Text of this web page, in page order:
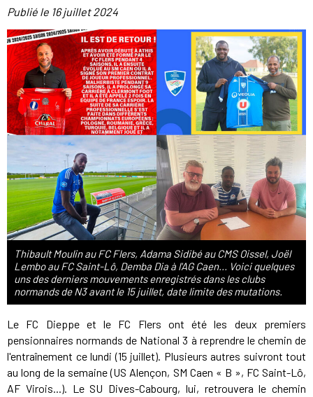
Publié le 16 juillet 2024
Thibault Moulin au FC Flers, Adama Sidibé au CMS Oissel, Joël
Lembo au FC Saint-Lô, Demba Dia à l'AG Caen... Voici quelques
uns des derniers mouvements enregistrés dans les clubs
normands de N3 avant le 15 juillet, date limite des mutations.
Le FC Dieppe et le FC Flers ont été les deux premiers
pensionnaires normands de National 3 à reprendre le chemin de
l'entraînement ce lundi (15 juillet). Plusieurs autres suivront tout
au long de la semaine (US Alençon, SM Caen « B », FC Saint-Lô,
AF Virois...). Le SU Dives-Cabourg, lui, retrouvera le chemin